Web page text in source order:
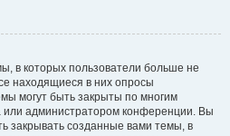
в которых пользователи больше не
находящиеся в них опросы
могут быть закрыты по многим
администратором конференции. Вы
закрывать созданные вами темы, в